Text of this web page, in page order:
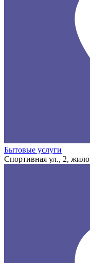
Бытовые услуги
Спортивная ул., 2,